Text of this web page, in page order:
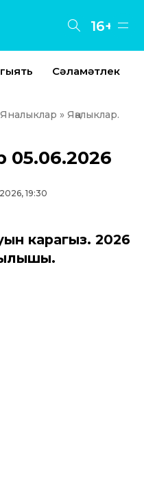
16+
Сәламәтлек
Яналыклар » Яңалыклар.
05.06.2026
19:30
карагыз. 2026